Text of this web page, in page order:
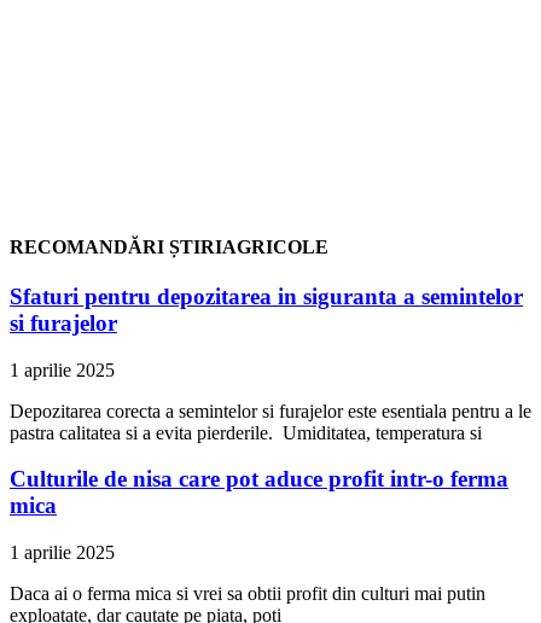
RECOMANDĂRI ȘTIRIAGRICOLE
Sfaturi pentru depozitarea in siguranta a semintelor
si furajelor
1 aprilie 2025
Depozitarea corecta a semintelor si furajelor este esentiala pentru a le
pastra calitatea si a evita pierderile. Umiditatea, temperatura si
Culturile de nisa care pot aduce profit intr-o ferma
mica
1 aprilie 2025
Daca ai o ferma mica si vrei sa obtii profit din culturi mai putin
exploatate, dar cautate pe piata, poti